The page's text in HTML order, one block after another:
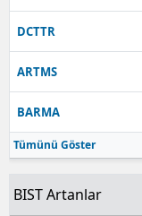
DCTTR
ARTMS
BARMA
Tümünü Göster
BIST Artanlar